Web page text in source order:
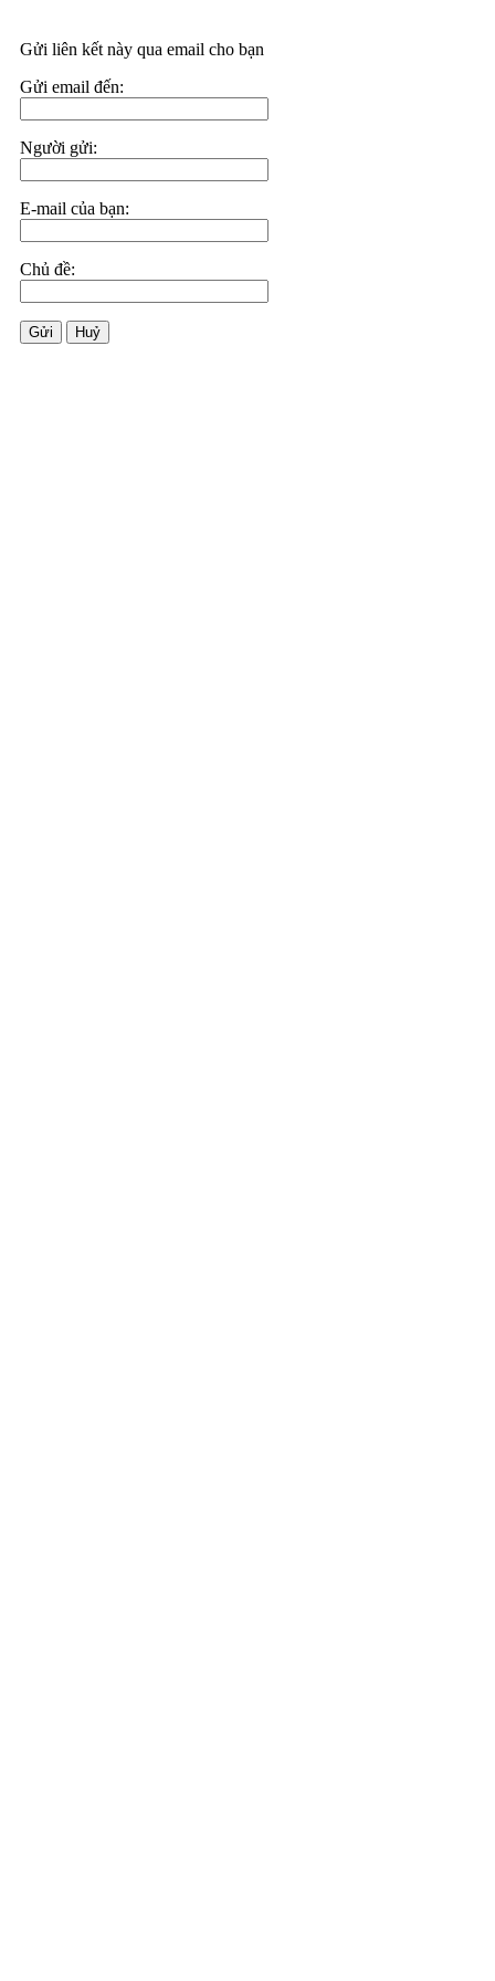
Gửi liên kết này qua email cho bạn
Gửi email đến:
Người gửi:
E-mail của bạn:
Chủ đề:
Gửi Huỷ